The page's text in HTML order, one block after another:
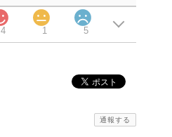
4 1 5
通報する